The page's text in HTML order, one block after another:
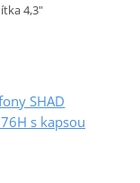
4,3"
SHAD
s kapsou